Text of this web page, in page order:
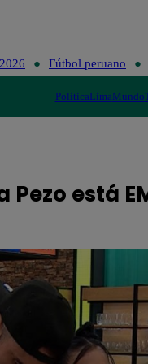
Fútbol peruano
PolíticaLimaMundo
está